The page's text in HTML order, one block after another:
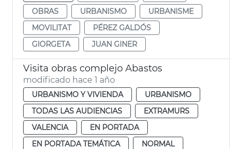
OBRAS
URBANISMO
URBANISME
MOVILITAT
PÉREZ GALDÓS
GIORGETA
JUAN GINER
Visita obras complejo Abastos
modificado hace 1 año
URBANISMO Y VIVIENDA
URBANISMO
TODAS LAS AUDIENCIAS
EXTRAMURS
VALENCIA
EN PORTADA
EN PORTADA TEMÁTICA
NORMAL